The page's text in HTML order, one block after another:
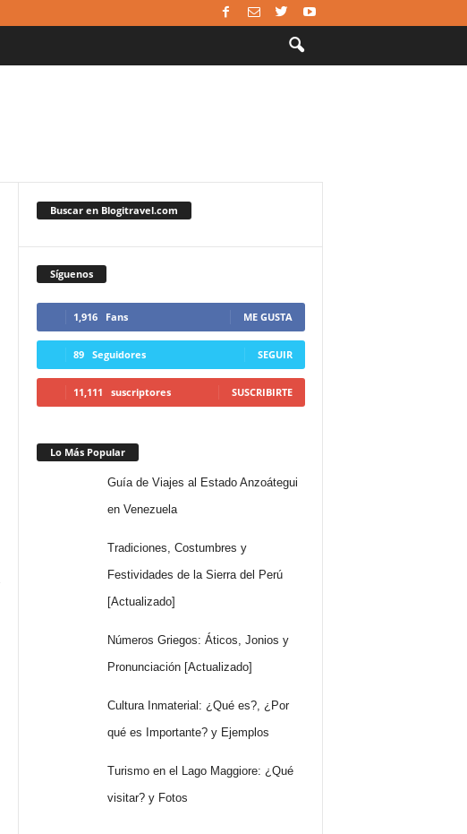
Buscar en Blogitravel.com
Síguenos
1,916 Fans ME GUSTA
89 Seguidores SEGUIR
11,111 suscriptores SUSCRIBIRTE
Lo Más Popular
Guía de Viajes al Estado Anzoátegui
en Venezuela
Tradiciones, Costumbres y
Festividades de la Sierra del Perú
[Actualizado]
Números Griegos: Áticos, Jonios y
Pronunciación [Actualizado]
Cultura Inmaterial: ¿Qué es?, ¿Por
qué es Importante? y Ejemplos
Turismo en el Lago Maggiore: ¿Qué
visitar? y Fotos